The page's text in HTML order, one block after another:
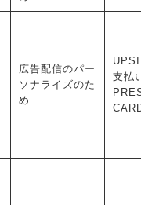
広告配信のパー
ソナライズのた
め
支払